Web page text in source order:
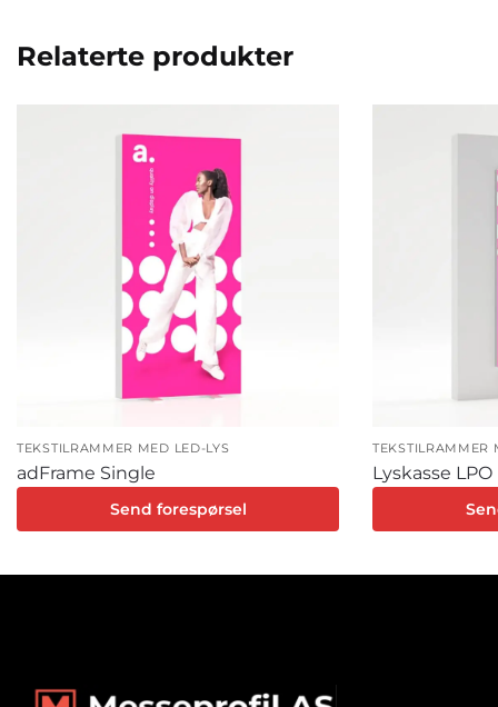
Relaterte produkter
TEKSTILRAMMER MED LED-LYS
adFrame Single
Send forespørsel
TEKSTILRAMMER
Lyskasse LPO